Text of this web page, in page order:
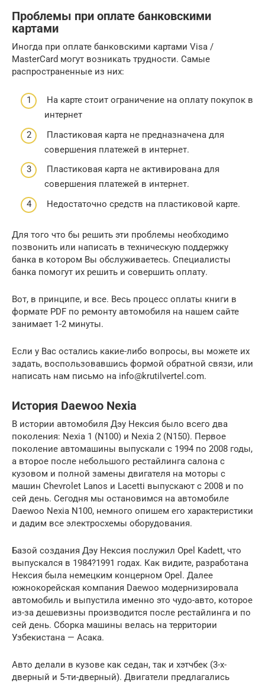
Проблемы при оплате банковскими
картами
Иногда при оплате банковскими картами Visa /
MasterCard могут возникать трудности. Самые
распространенные из них:
На карте стоит ограничение на оплату покупок в
интернет
Пластиковая карта не предназначена для
совершения платежей в интернет.
Пластиковая карта не активирована для
совершения платежей в интернет.
Недостаточно средств на пластиковой карте.
Для того что бы решить эти проблемы необходимо
позвонить или написать в техническую поддержку
банка в котором Вы обслуживаетесь. Специалисты
банка помогут их решить и совершить оплату.
Вот, в принципе, и все. Весь процесс оплаты книги в
формате PDF по ремонту автомобиля на нашем сайте
занимает 1-2 минуты.
Если у Вас остались какие-либо вопросы, вы можете их
задать, воспользовавшись формой обратной связи, или
написать нам письмо на info@krutilvertel.com.
История Daewoo Nexia
В истории автомобиля Дэу Нексия было всего два
поколения: Nexia 1 (N100) и Nexia 2 (N150). Первое
поколение автомашины выпускали с 1994 по 2008 годы,
а второе после небольшого рестайлинга салона с
кузовом и полной замены двигателя на моторы с
машин Chevrolet Lanos и Lacetti выпускают с 2008 и по
сей день. Сегодня мы остановимся на автомобиле
Daewoo Nexia N100, немного опишем его характеристики
и дадим все электросхемы оборудования.
Базой создания Дэу Нексия послужил Opel Kadett, что
выпускался в 1984?1991 годах. Как видите, разработана
Нексия была немецким концерном Opel. Далее
южнокорейская компания Daewoo модернизировала
автомобиль и выпустила именно это чудо-авто, которое
из-за дешевизны производится после рестайлинга и по
сей день. Сборка машины велась на территории
Узбекистана — Асака.
Авто делали в кузове как седан, так и хэтчбек (3-х-
дверный и 5-ти-дверный). Двигатели предлагались